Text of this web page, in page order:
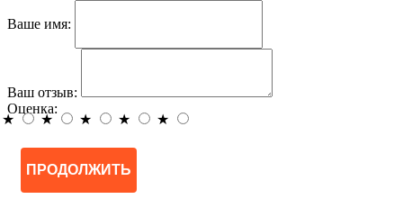
Ваше имя:
Ваш отзыв:
Оценка:
★
★
★
★
★
ПРОДОЛЖИТЬ